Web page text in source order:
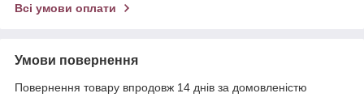
Всі умови оплати
Умови повернення
Повернення товару впродовж 14 днів за домовленістю